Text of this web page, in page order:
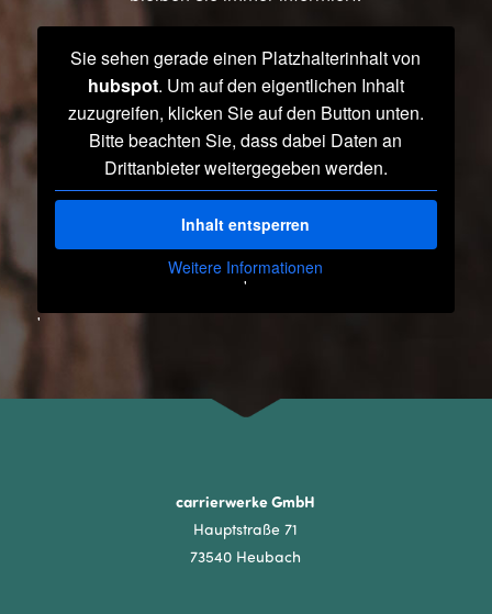
Sie sehen gerade einen Platzhalterinhalt von
hubspot. Um auf den eigentlichen Inhalt
zuzugreifen, klicken Sie auf den Button unten.
Bitte beachten Sie, dass dabei Daten an
Drittanbieter weitergegeben werden.
Inhalt entsperren
Weitere Informationen
'
'
carrierwerke GmbH
Hauptstraße 71
73540 Heubach